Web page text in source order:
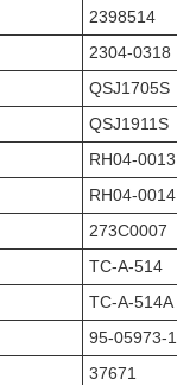
2398514
2304-0318
QSJ1705S
QSJ1911S
RH04-0013
RH04-0014
273C0007
TC-A-514
TC-A-514A
95-05973-1
37671